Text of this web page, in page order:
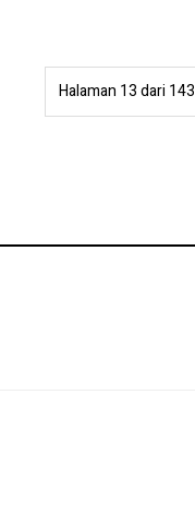
Halaman 13 dari 143